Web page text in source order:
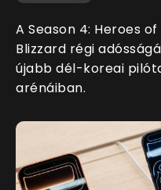
A Season 4: Heroes
Blizzard régi
újabb dél-koreai
arénáiban.